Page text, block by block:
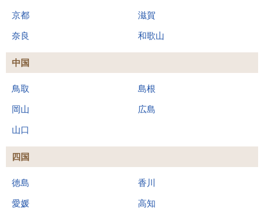
京都 滋賀
奈良 和歌山
中国
鳥取 島根
岡山 広島
山口
四国
徳島 香川
愛媛 高知